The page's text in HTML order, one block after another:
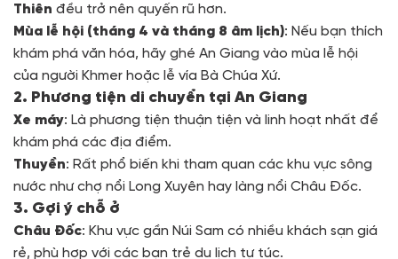
Thiên đều trở nên quyến rũ hơn.
Mùa lễ hội (tháng 4 và tháng 8 âm lịch): Nếu bạn thích
khám phá văn hóa, hãy ghé An Giang vào mùa lễ hội
của người Khmer hoặc lễ vía Bà Chúa Xứ.
2. Phương tiện di chuyển tại An Giang
Xe máy: Là phương tiện thuận tiện và linh hoạt nhất để
khám phá các địa điểm.
Thuyền: Rất phổ biến khi tham quan các khu vực sông
nước như chợ nổi Long Xuyên hay làng nổi Châu Đốc.
3. Gợi ý chỗ ở
Châu Đốc: Khu vực gần Núi Sam có nhiều khách sạn giá
rẻ, phù hợp với các bạn trẻ du lịch tự túc.